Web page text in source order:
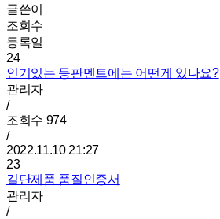
글쓴이
조회수
등록일
24
인기있는 등판멘트에는 어떤게 있나요?
관리자
/
조회수 974
/
2022.11.10 21:27
23
길단제품 품질인증서
관리자
/